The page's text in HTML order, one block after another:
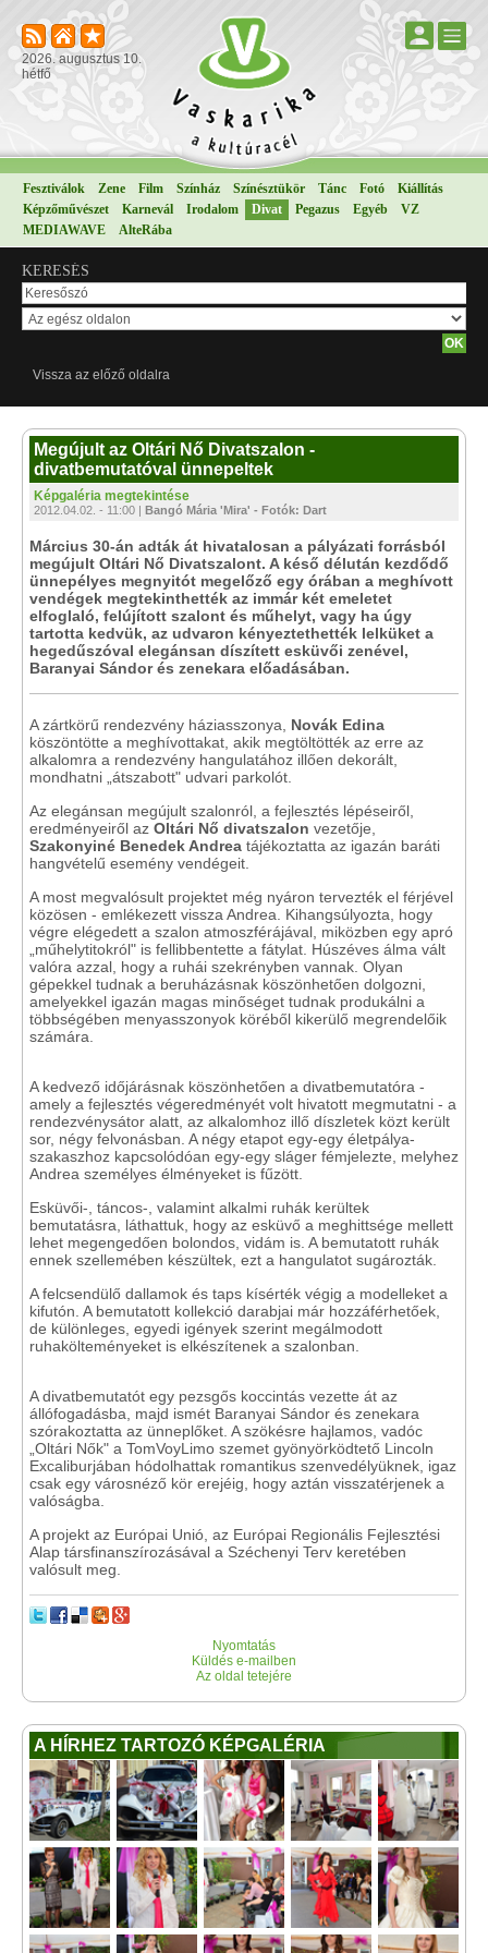
2026. augusztus 10.
hétfő
Fesztiválok Zene Film Színház Színésztükör Tánc Fotó
Kiállítás
Képzőművészet
Karnevál Irodalom Divat Pegazus Egyéb
VZ
MEDIAWAVE
AlteRába
KERESÉS
Vissza az előző oldalra
Megújult az Oltári Nő Divatszalon -
divatbemutatóval ünnepeltek
Képgaléria megtekintése
2012.04.02. - 11:00 | Bangó Mária 'Mira' - Fotók: Dart
Március 30-án adták át hivatalosan a pályázati forrásból
megújult Oltári Nő Divatszalont. A késő délután kezdődő
ünnepélyes megnyitót megelőző egy órában a meghívott
vendégek megtekinthették az immár két emeletet
elfoglaló, felújított szalont és műhelyt, vagy ha úgy
tartotta kedvük, az udvaron kényeztethették lelküket a
hegedűszóval elegánsan díszített esküvői zenével,
Baranyai Sándor és zenekara előadásában.
A zártkörű rendezvény háziasszonya,
Novák Edina
köszöntötte a meghívottakat, akik megtöltötték az erre az
alkalomra a rendezvény hangulatához illően dekorált,
mondhatni „átszabott" udvari parkolót.
Az elegánsan megújult szalonról, a fejlesztés lépéseiről,
eredményeiről az Oltári Nő divatszalon vezetője,
Szakonyiné Benedek Andrea tájékoztatta az igazán baráti
hangvételű esemény vendégeit.
A most megvalósult projektet még nyáron tervezték el férjével
közösen - emlékezett vissza Andrea. Kihangsúlyozta, hogy
végre elégedett a szalon atmoszférájával, miközben egy apró
„műhelytitokról" is fellibbentette a fátylat. Húszéves álma vált
valóra azzal, hogy a ruhái szekrényben vannak. Olyan
gépekkel tudnak a beruházásnak köszönhetően dolgozni,
amelyekkel igazán magas minőséget tudnak produkálni a
többségében menyasszonyok köréből kikerülő megrendelőik
számára.
A kedvező időjárásnak köszönhetően a divatbemutatóra -
amely a fejlesztés végeredményét volt hivatott megmutatni - a
rendezvénysátor alatt, az alkalomhoz illő díszletek közt került
sor, négy felvonásban. A négy etapot egy-egy életpálya-
szakaszhoz kapcsolódóan egy-egy sláger fémjelezte, melyhez
Andrea személyes élményeket is fűzött.
Esküvői-, táncos-, valamint alkalmi ruhák kerültek
bemutatásra, láthattuk, hogy az esküvő a meghittsége mellett
lehet megengedően bolondos, vidám is. A bemutatott ruhák
ennek szellemében készültek, ezt a hangulatot sugározták.
A felcsendülő dallamok és taps kísérték végig a modelleket a
kifutón. A bemutatott kollekció darabjai már hozzáférhetőek,
de különleges, egyedi igények szerint megálmodott
ruhakölteményeket is elkészítenek a szalonban.
A divatbemutatót egy pezsgős koccintás vezette át az
állófogadásba, majd ismét Baranyai Sándor és zenekara
szórakoztatta az ünneplőket. A szökésre hajlamos, vadóc
„Oltári Nők" a TomVoyLimo szemet gyönyörködtető Lincoln
Excaliburjában hódolhattak romantikus szenvedélyüknek, igaz
csak egy városnéző kör erejéig, hogy aztán visszatérjenek a
valóságba.
A projekt az Európai Unió, az Európai Regionális Fejlesztési
Alap társfinanszírozásával a Széchenyi Terv keretében
valósult meg.
Nyomtatás
Küldés e-mailben
Az oldal tetejére
A HÍRHEZ TARTOZÓ KÉPGALÉRIA